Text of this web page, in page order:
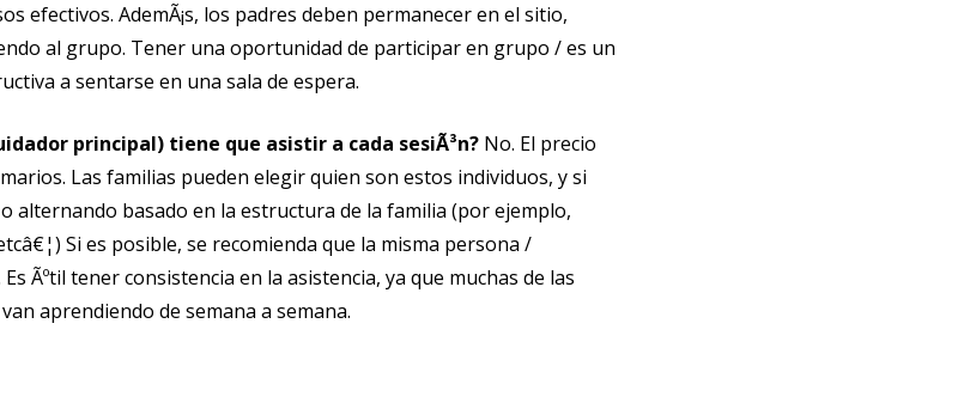
efectivos. AdemÃ¡s, los padres deben permanecer en el sitio,
al grupo. Tener una oportunidad de participar en grupo / es un
a sentarse en una sala de espera.
principal) tiene que asistir a cada sesiÃ³n? No. El precio
Las familias pueden elegir quien son estos individuos, y si
alternando basado en la estructura de la familia (por ejemplo,
Si es posible, se recomienda que la misma persona /
Ãºtil tener consistencia en la asistencia, ya que muchas de las
aprendiendo de semana a semana.